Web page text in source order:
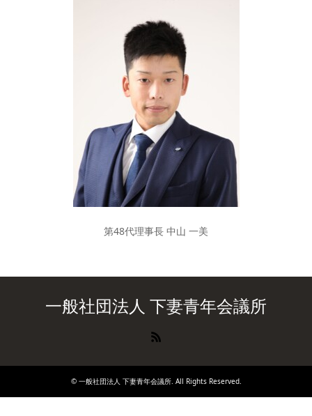
第48代理事長 中山 一美
一般社団法人 下妻青年会議所
© 一般社団法人 下妻青年会議所. All Rights Reserved.